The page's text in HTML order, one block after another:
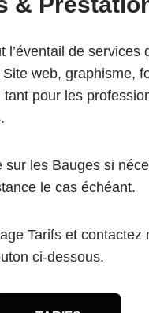
l’éventail de services
web, graphisme,
pour les
sur les Bauges si
le cas échéant.
Tarifs et contactez
ci-dessous.